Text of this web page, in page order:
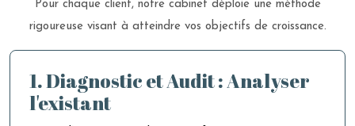
Pour chaque client, notre cabinet déploie une méthode
rigoureuse visant à atteindre vos objectifs de croissance.
1. Diagnostic et Audit : Analyser
l'existant